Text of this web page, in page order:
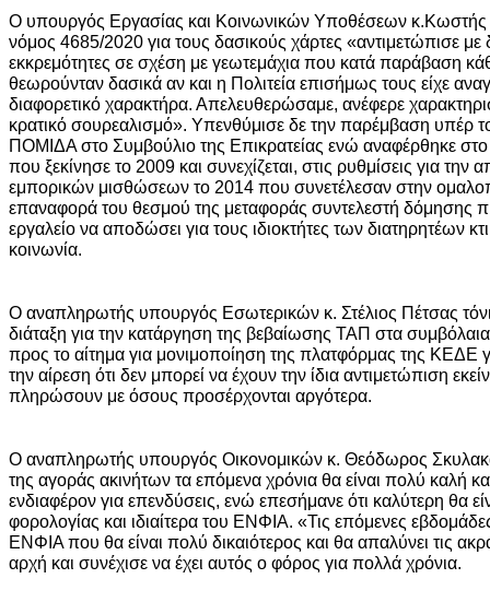
Ο υπουργός Εργασίας και Κοινωνικών Υποθέσεων κ.Κωστής
νόμος 4685/2020 για τους δασικούς χάρτες «αντιμετώπισε με
εκκρεμότητες σε σχέση με γεωτεμάχια που κατά παράβαση
θεωρούνταν δασικά αν και η Πολιτεία επισήμως τους είχε
διαφορετικό χαρακτήρα. Απελευθερώσαμε, ανέφερε
κρατικό σουρεαλισμό». Υπενθύμισε δε την παρέμβαση υπέρ
ΠΟΜΙΔΑ στο Συμβούλιο της Επικρατείας ενώ αναφέρθηκε
που ξεκίνησε το 2009 και συνεχίζεται, στις ρυθμίσεις για
εμπορικών μισθώσεων το 2014 που συνετέλεσαν στην
επαναφορά του θεσμού της μεταφοράς συντελεστή δόμησης
εργαλείο να αποδώσει για τους ιδιοκτήτες των διατηρητέων
κοινωνία.
Ο αναπληρωτής υπουργός Εσωτερικών κ. Στέλιος Πέτσας
διάταξη για την κατάργηση της βεβαίωσης ΤΑΠ στα
προς το αίτημα για μονιμοποίηση της πλατφόρμας της ΚΕΔΕ
την αίρεση ότι δεν μπορεί να έχουν την ίδια αντιμετώπιση
πληρώσουν με όσους προσέρχονται αργότερα.
Ο αναπληρωτής υπουργός Οικονομικών κ. Θεόδωρος
της αγοράς ακινήτων τα επόμενα χρόνια θα είναι πολύ καλή
ενδιαφέρον για επενδύσεις, ενώ επεσήμανε ότι καλύτερη θα
φορολογίας και ιδιαίτερα του ΕΝΦΙΑ. «Τις επόμενες
ΕΝΦΙΑ που θα είναι πολύ δικαιότερος και θα απαλύνει τις
αρχή και συνέχισε να έχει αυτός ο φόρος για πολλά χρόνια.